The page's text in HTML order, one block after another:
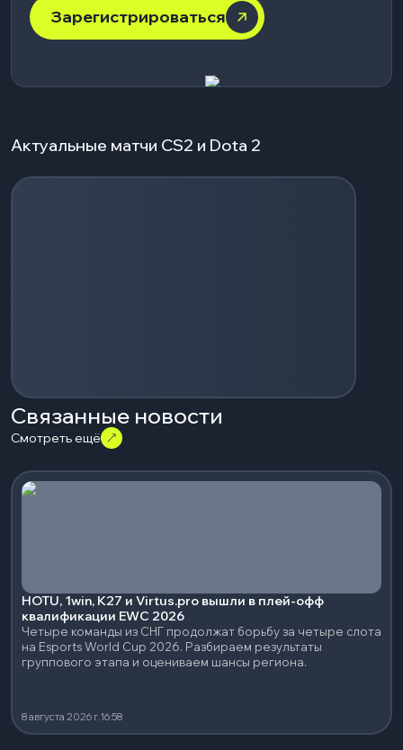
Зарегистрироваться
Актуальные матчи CS2 и Dota 2
Загрузка событий...
Связанные новости
Смотреть ещё
HOTU, 1win, K27 и Virtus.pro вышли в плей-офф
квалификации EWC 2026
Четыре команды из СНГ продолжат борьбу за четыре слота
на Esports World Cup 2026. Разбираем результаты
группового этапа и оцениваем шансы региона.
8 августа 2026 г.16:58